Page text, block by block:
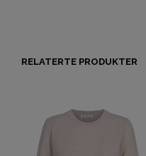
RELATERTE PRODUKTER